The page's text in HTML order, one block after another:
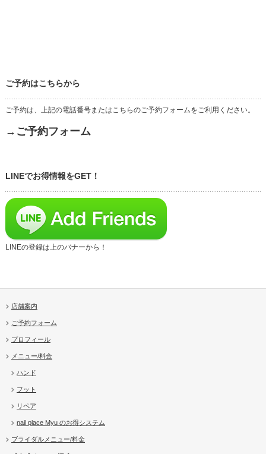
ご予約はこちらから
ご予約は、上記の電話番号またはこちらのご予約フォームをご利用ください。
→ご予約フォーム
LINEでお得情報をGET！
LINEの登録は上のバナーから！
店舗案内
ご予約フォーム
プロフィール
メニュー/料金
ハンド
フット
リペア
nail place Myu のお得システム
ブライダルメニュー/料金